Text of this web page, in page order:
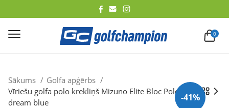
0
-41%
Sākums
Golfa apģērbs
Vīriešu golfa polo krekliņš Mizuno Elite Bloc Polo
dream blue